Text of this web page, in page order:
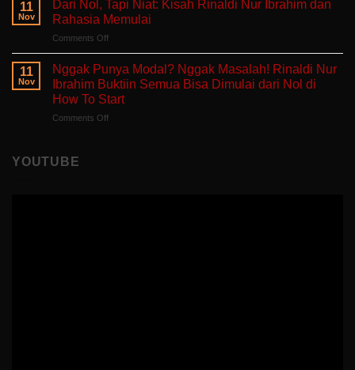
Berjuang
Healing
ke
Diri
Sendiri
Takut
Salah:
Apa
yang
Ditemukan
Fitria
Saat
Mengajar
di
11
Nov
Dari Nol, Tapi Niat: Kisah Rinaldi Nur Ibrahim dan
Rahasia Memulai
Comments Offon
Tapi
Niat:
Kisah
Rinaldi
11
Nov
Nggak Punya Modal? Nggak Masalah! Rinaldi Nur
Ibrahim Buktiin Semua Bisa Dimulai dari Nol di
How To Start
Comments Offon
YOUTUBE